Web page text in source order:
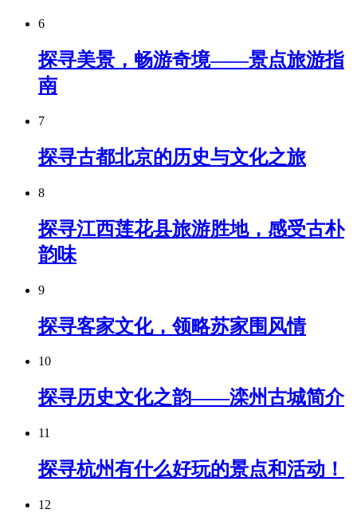
6
探寻美景，畅游奇境——景点旅游指
南
7
探寻古都北京的历史与文化之旅
8
探寻江西莲花县旅游胜地，感受古朴
韵味
9
探寻客家文化，领略苏家围风情
10
探寻历史文化之韵——滦州古城简介
11
探寻杭州有什么好玩的景点和活动！
12